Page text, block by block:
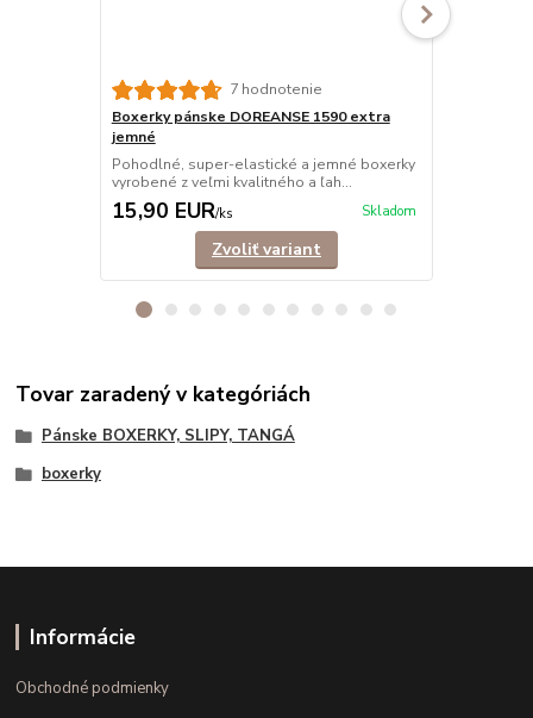
7 hodnotenie
Boxerky pánske DOREANSE 1590 extra
jemné
Pohodlné, super-elastické a jemné boxerky
vyrobené z veľmi kvalitného a ľah...
15,90 EUR/ks Skladom
Zvoliť variant
Tovar zaradený v kategóriách
Pánske BOXERKY, SLIPY, TANGÁ
boxerky
Informácie
Obchodné podmienky